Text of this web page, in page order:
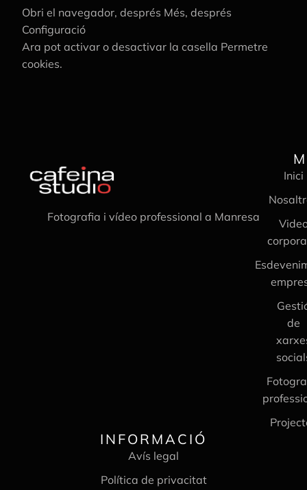
Obri el navegador, després Més, després
Configuració
Ara pot activar o desactivar la casella Permetre
cookies.
Fotografia i vídeo professional a Manresa
Inici
de
INFORMACIÓ
Avís legal
Política de privacitat